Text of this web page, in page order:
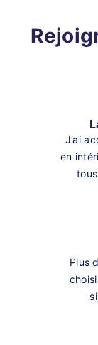
J’ai
en
Plus